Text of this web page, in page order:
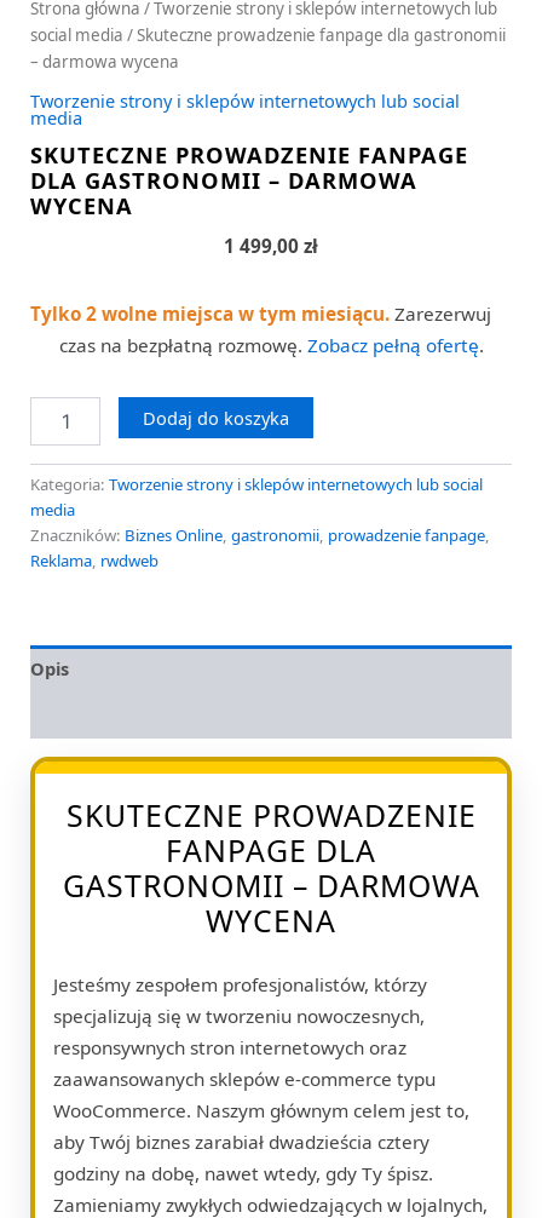
Strona główna /Tworzenie strony i sklepów internetowych lub
social media / Skuteczne prowadzenie fanpage dla gastronomii
– darmowa wycena
Tworzenie strony i sklepów internetowych lub social
media
SKUTECZNE PROWADZENIE FANPAGE
DLA GASTRONOMII – DARMOWA
WYCENA
1 499,00 zł
Tylko 2 wolne miejsca w tym miesiącu. Zarezerwuj
czas na bezpłatną rozmowę. Zobacz pełną ofertę.
Dodaj do koszyka
Kategoria: Tworzenie strony i sklepów internetowych lub social
media
Znaczników: Biznes Online, gastronomii, prowadzenie fanpage,
Reklama, rwdweb
Opis
SKUTECZNE PROWADZENIE
FANPAGE DLA
GASTRONOMII – DARMOWA
WYCENA
Jesteśmy zespołem profesjonalistów, którzy
specjalizują się w tworzeniu nowoczesnych,
responsywnych stron internetowych oraz
zaawansowanych sklepów e-commerce typu
WooCommerce. Naszym głównym celem jest to,
aby Twój biznes zarabiał dwadzieścia cztery
godziny na dobę, nawet wtedy, gdy Ty śpisz.
Zamieniamy zwykłych odwiedzających w lojalnych,